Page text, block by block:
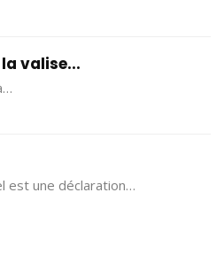
valise...
est une déclaration…